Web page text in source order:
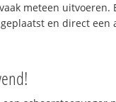
meteen
en direct een